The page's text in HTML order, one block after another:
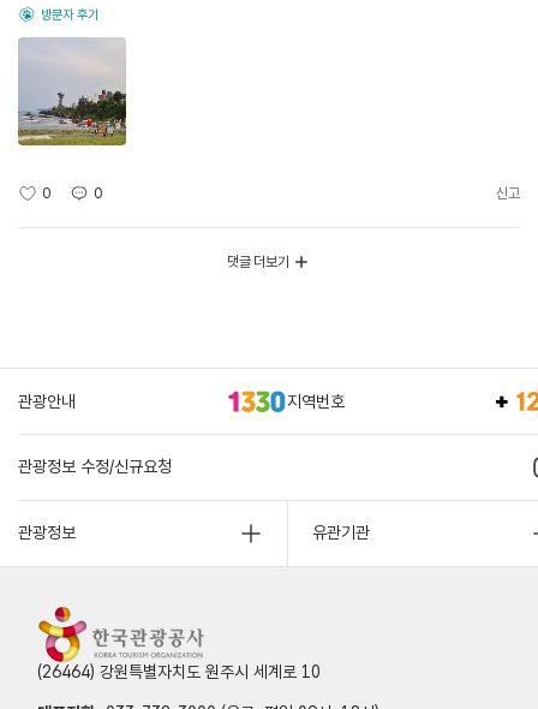
방문자 후기
0 0 신고
댓글 더보기
관광안내 지역번호
관광정보 수정/신규요청
관광정보 유관기관
(26464) 강원특별자치도 원주시 세계로 10